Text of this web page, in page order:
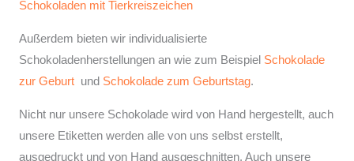
Schokoladen mit Tierkreiszeichen
Außerdem bieten wir individualisierte
Schokoladenherstellungen an wie zum Beispiel Schokolade
zur Geburt und Schokolade zum Geburtstag.
Nicht nur unsere Schokolade wird von Hand hergestellt, auch
unsere Etiketten werden alle von uns selbst erstellt,
ausgedruckt und von Hand ausgeschnitten. Auch unsere